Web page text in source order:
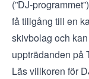
(”DJ-
få tillgång till en
skivbolag och
uppträdanden på
Läs villkoren för